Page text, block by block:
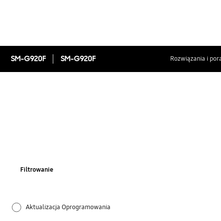
SM-G920F SM-G920F Rozwiązania i
Filtrowanie
Aktualizacja Oprogramowania